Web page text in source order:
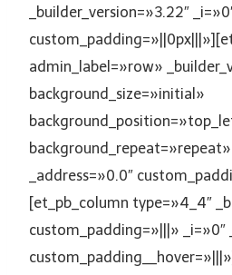
_builder_version=»3.22″
admin_label=»row»
background_size=»initial»
background_repeat=»repeat»
_address=»0.0″
[et_pb_column type=»4_4″
custom_padding=»|||» _i=»0″